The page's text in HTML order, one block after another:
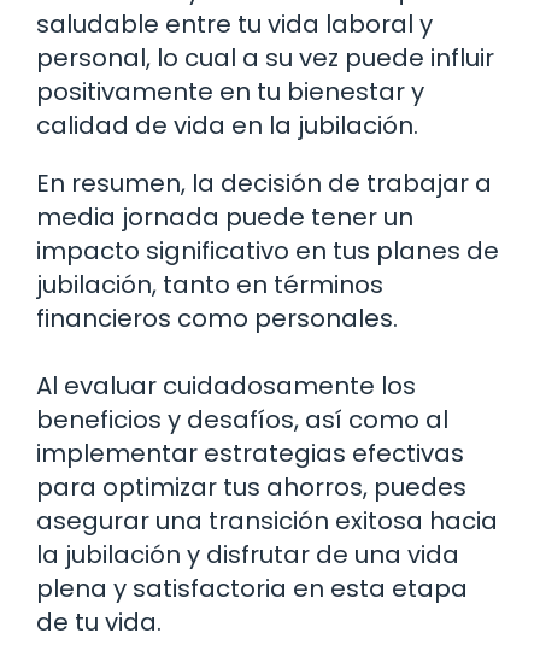
saludable entre tu vida laboral y
personal, lo cual a su vez puede influir
positivamente en tu bienestar y
calidad de vida en la jubilación.
En resumen, la decisión de trabajar a
media jornada puede tener un
impacto significativo en tus planes de
jubilación, tanto en términos
financieros como personales.
Al evaluar cuidadosamente los
beneficios y desafíos, así como al
implementar estrategias efectivas
para optimizar tus ahorros, puedes
asegurar una transición exitosa hacia
la jubilación y disfrutar de una vida
plena y satisfactoria en esta etapa
de tu vida.